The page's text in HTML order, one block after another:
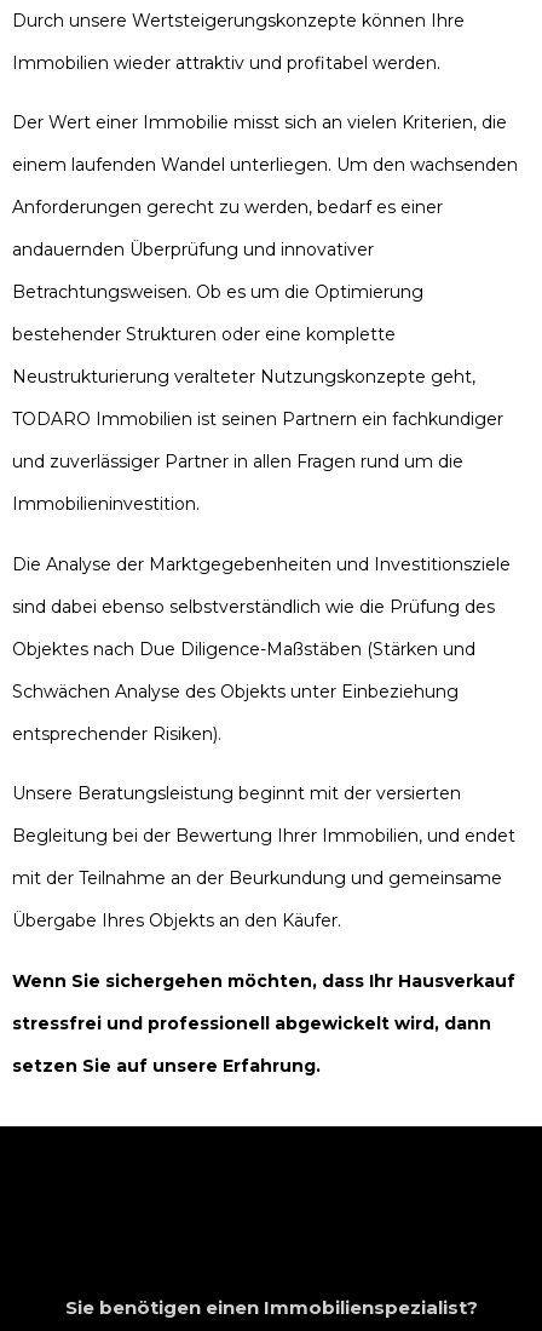
Durch unsere Wertsteigerungskonzepte können Ihre
Immobilien wieder attraktiv und profitabel werden.
Der Wert einer Immobilie misst sich an vielen Kriterien, die
einem laufenden Wandel unterliegen. Um den wachsenden
Anforderungen gerecht zu werden, bedarf es einer
andauernden Überprüfung und innovativer
Betrachtungsweisen. Ob es um die Optimierung
bestehender Strukturen oder eine komplette
Neustrukturierung veralteter Nutzungskonzepte geht,
TODARO Immobilien ist seinen Partnern ein fachkundiger
und zuverlässiger Partner in allen Fragen rund um die
Immobilieninvestition.
Die Analyse der Marktgegebenheiten und Investitionsziele
sind dabei ebenso selbstverständlich wie die Prüfung des
Objektes nach Due Diligence-Maßstäben (Stärken und
Schwächen Analyse des Objekts unter Einbeziehung
entsprechender Risiken).
Unsere Beratungsleistung beginnt mit der versierten
Begleitung bei der Bewertung Ihrer Immobilien, und endet
mit der Teilnahme an der Beurkundung und gemeinsame
Übergabe Ihres Objekts an den Käufer.
Wenn Sie sichergehen möchten, dass Ihr Hausverkauf
stressfrei und professionell abgewickelt wird, dann
setzen Sie auf unsere Erfahrung.
Sie benötigen einen Immobilienspezialist?